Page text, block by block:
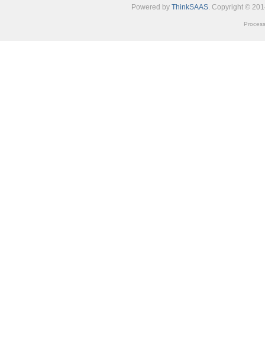
Powered by ThinkSAAS. Copyright ©